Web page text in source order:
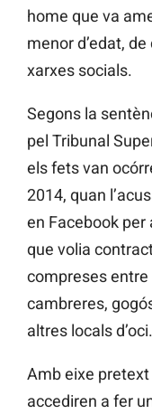
home que va
menor d’edat,
xarxes socials.
Segons la
pel Tribunal
els fets van
2014, quan
en Facebook per
que volia
compreses entre
cambreres,
altres locals d’oci.
Ambeixe pretext
accediren a fer